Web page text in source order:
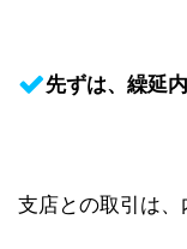
先ずは、繰延
支店との取引は、